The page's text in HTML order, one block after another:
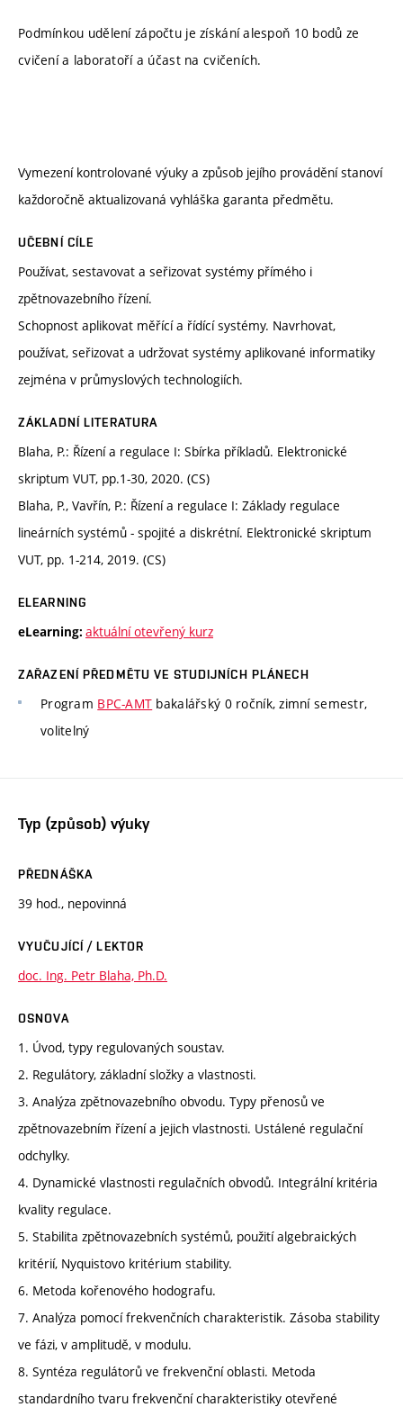
Podmínkou udělení zápočtu je získání alespoň 10 bodů ze
cvičení a laboratoří a účast na cvičeních.
Vymezení kontrolované výuky a způsob jejího provádění stanoví
každoročně aktualizovaná vyhláška garanta předmětu.
UČEBNÍ CÍLE
Používat, sestavovat a seřizovat systémy přímého i
zpětnovazebního řízení.
Schopnost aplikovat měřící a řídící systémy. Navrhovat,
používat, seřizovat a udržovat systémy aplikované informatiky
zejména v průmyslových technologiích.
ZÁKLADNÍ LITERATURA
Blaha, P.: Řízení a regulace I: Sbírka příkladů. Elektronické
skriptum VUT, pp.1-30, 2020. (CS)
Blaha, P., Vavřín, P.: Řízení a regulace I: Základy regulace
lineárních systémů - spojité a diskrétní. Elektronické skriptum
VUT, pp. 1-214, 2019. (CS)
ELEARNING
eLearning: aktuální otevřený kurz
ZAŘAZENÍ PŘEDMĚTU VE STUDIJNÍCH PLÁNECH
Program BPC-AMT bakalářský 0 ročník, zimní semestr,
volitelný
Typ (způsob) výuky
PŘEDNÁŠKA
39 hod., nepovinná
VYUČUJÍCÍ / LEKTOR
doc. Ing. Petr Blaha, Ph.D.
OSNOVA
1. Úvod, typy regulovaných soustav.
2. Regulátory, základní složky a vlastnosti.
3. Analýza zpětnovazebního obvodu. Typy přenosů ve
zpětnovazebním řízení a jejich vlastnosti. Ustálené regulační
odchylky.
4. Dynamické vlastnosti regulačních obvodů. Integrální kritéria
kvality regulace.
5. Stabilita zpětnovazebních systémů, použití algebraických
kritérií, Nyquistovo kritérium stability.
6. Metoda kořenového hodografu.
7. Analýza pomocí frekvenčních charakteristik. Zásoba stability
ve fázi, v amplitudě, v modulu.
8. Syntéza regulátorů ve frekvenční oblasti. Metoda
standardního tvaru frekvenční charakteristiky otevřené